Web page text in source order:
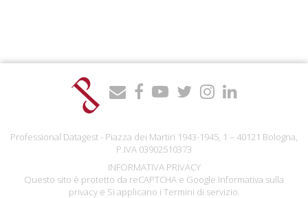
Professional Datagest - Piazza dei Martiri 1943-1945, 1 – 40121 Bologna,
P.IVA 03902510373
INFORMATIVA PRIVACY
Questo sito è protetto da reCAPTCHA e Google Informativa sulla
privacye Si applicano i Termini di servizio